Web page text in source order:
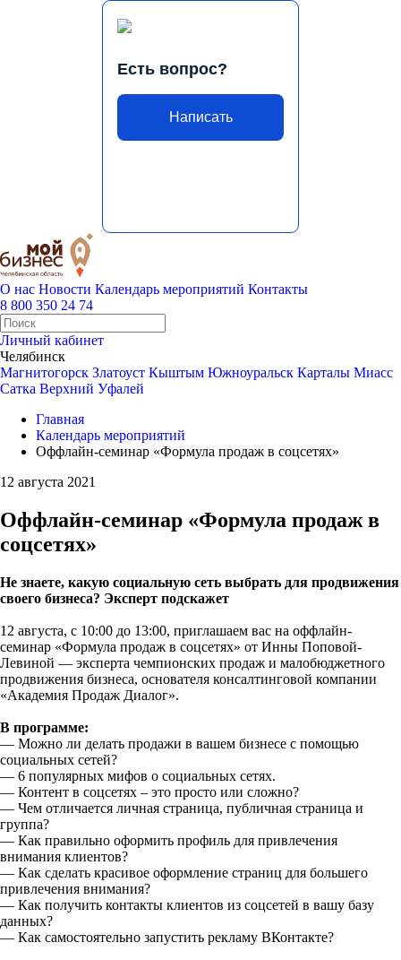
Есть вопрос?
Написать
О нас Новости Календарь мероприятий Контакты
8 800 350 24 74
Личный кабинет
Челябинск
Магнитогорск Златоуст Кыштым Южноуральск Карталы Миасс
Сатка Верхний Уфалей
Главная
Календарь мероприятий
Оффлайн-семинар «Формула продаж в соцсетях»
12 августа 2021
Оффлайн-семинар «Формула продаж в
соцсетях»
Не знаете, какую социальную сеть выбрать для продвижения
своего бизнеса? Эксперт подскажет
12 августа, с 10:00 до 13:00, приглашаем вас на оффлайн-
семинар «Формула продаж в соцсетях» от Инны Поповой-
Левиной — эксперта чемпионских продаж и малобюджетного
продвижения бизнеса, основателя консалтинговой компании
«Академия Продаж Диалог».
В программе:
— Можно ли делать продажи в вашем бизнесе с помощью
социальных сетей?
— 6 популярных мифов о социальных сетях.
— Контент в соцсетях – это просто или сложно?
— Чем отличается личная страница, публичная страница и
группа?
— Как правильно оформить профиль для привлечения
внимания клиентов?
— Как сделать красивое оформление страниц для большего
привлечения внимания?
— Как получить контакты клиентов из соцсетей в вашу базу
данных?
— Как самостоятельно запустить рекламу ВКонтакте?